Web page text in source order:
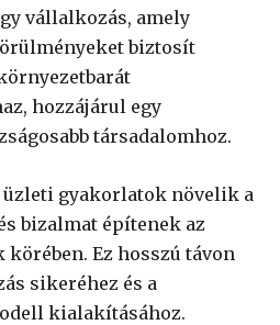
vállalkozás, amely
biztosít
hozzájárul egy
társadalomhoz.
gyakorlatok növelik a
bizalmat építenek az
Ez hosszú távon
sikeréhez és a
kialakításához.